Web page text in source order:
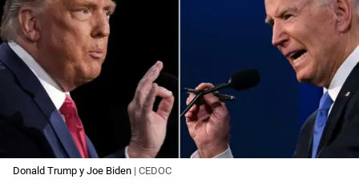
Donald Trump y Joe Biden | CEDOC